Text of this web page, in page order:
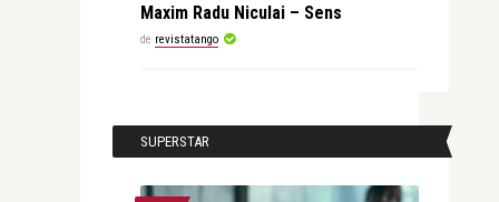
Maxim Radu Niculai – Sens
de revistatango
SUPERSTAR